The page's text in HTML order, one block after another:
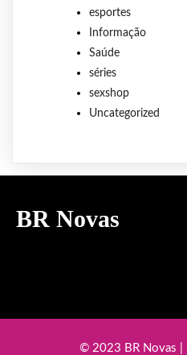
esportes
Informação
Saúde
séries
sexshop
Uncategorized
BR Novas
© 2023 BR Novas |